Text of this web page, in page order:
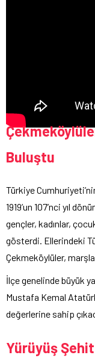
Buluştu
Türkiye
1919’un 107’nci yıl
gençler, kadınlar,
gösterdi. Ellerindeki
Çekmeköylüler,
İlçe genelinde büyük
Mustafa Kemal
değerlerine sahip
Yürüyüş